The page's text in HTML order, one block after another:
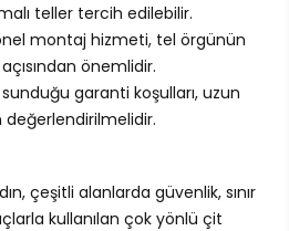
teller tercih edilebilir.
montaj hizmeti, tel örgünün
açısından önemlidir.
garanti koşulları, uzun
değerlendirilmelidir.
çeşitli alanlarda güvenlik, sınır
kullanılan çok yönlü çit